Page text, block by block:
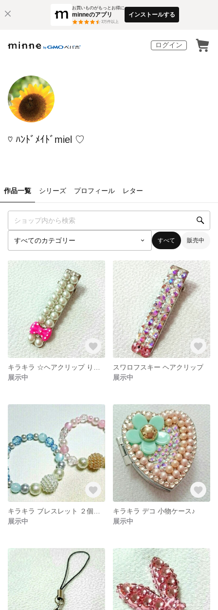
お買いものがもっとお得に
minneのアプリ
3万件以上
インストールする
ログイン
♡ ﾊﾝﾄﾞﾒｲﾄﾞmiel ♡
作品一覧 シリーズ プロフィール レター
すべて 販売中
展示中
スワロフスキー ヘアクリップ
展示中
展示中
キラキラ デコ 小物ケース♪
展示中